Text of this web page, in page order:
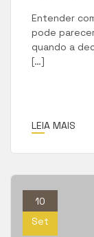
Entender
pode
quando a
[…]
LEIA MAIS
10
Set